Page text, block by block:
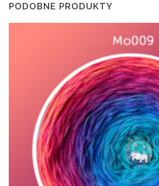
PODOBNE PRODUKTY